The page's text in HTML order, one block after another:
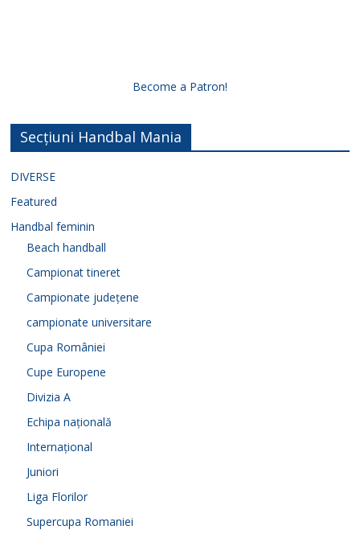
Become a Patron!
Secțiuni Handbal Mania
DIVERSE
Featured
Handbal feminin
Beach handball
Campionat tineret
Campionate județene
campionate universitare
Cupa României
Cupe Europene
Divizia A
Echipa națională
Internațional
Juniori
Liga Florilor
Supercupa Romaniei